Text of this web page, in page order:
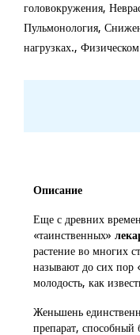
головокружения,
Пульмонология,
нагрузках.,
Описание
Еще с древних
«таинственных»
растение во многих
называют до сих пор
молодость, как
Женьшень
препарат, способный